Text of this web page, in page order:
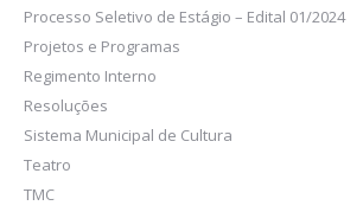
Processo Seletivo de Estágio – Edital 01/2024
Projetos e Programas
Regimento Interno
Resoluções
Sistema Municipal de Cultura
Teatro
TMC